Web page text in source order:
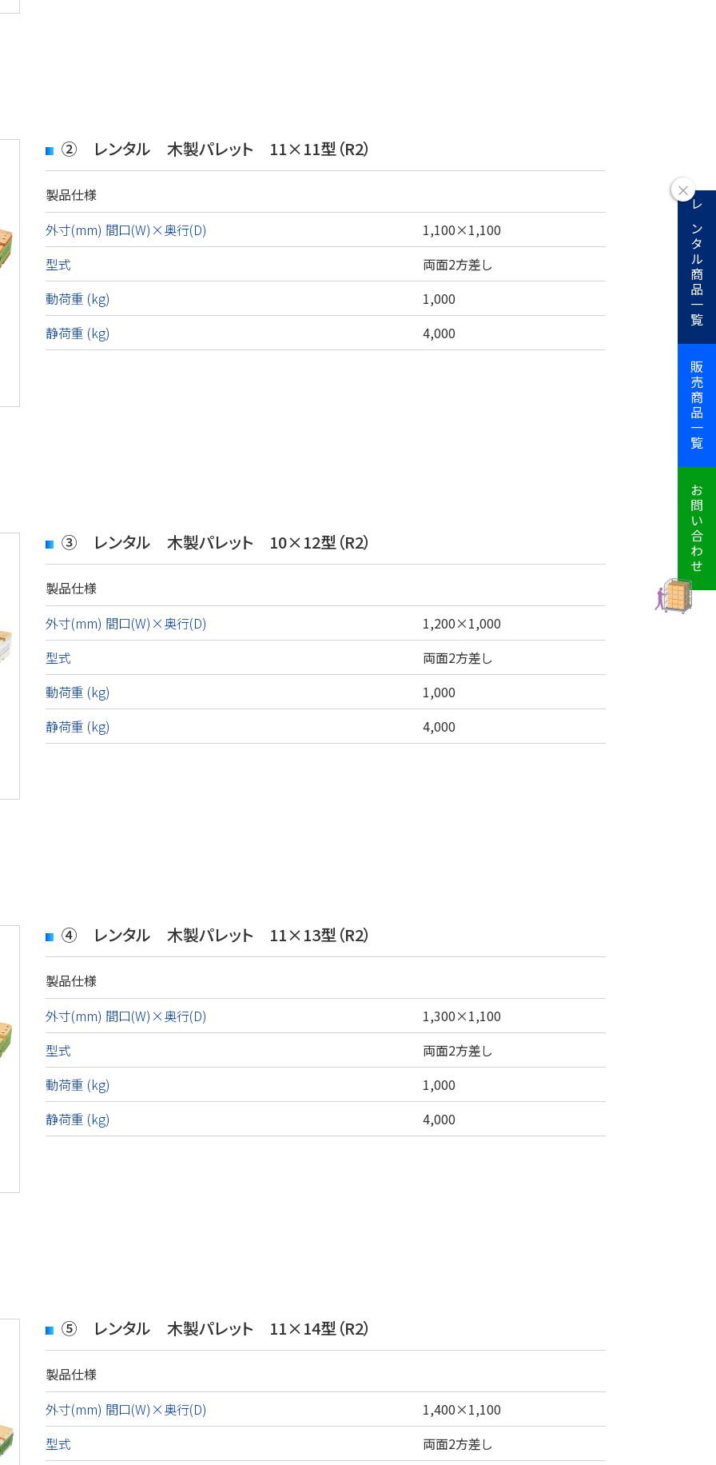
レンタル商品一覧
販売商品一覧
お問い合わせ
×
② レンタル 木製パレット 11×11型（R2）
製品仕様
外寸(mm) 間口(W)×奥行(D)
1,100×1,100
型式
両面2方差し
動荷重 (kg)
1,000
静荷重 (kg)
4,000
③ レンタル 木製パレット 10×12型（R2）
製品仕様
外寸(mm) 間口(W)×奥行(D)
1,200×1,000
型式
両面2方差し
動荷重 (kg)
1,000
静荷重 (kg)
4,000
④ レンタル 木製パレット 11×13型（R2）
製品仕様
外寸(mm) 間口(W)×奥行(D)
1,300×1,100
型式
両面2方差し
動荷重 (kg)
1,000
静荷重 (kg)
4,000
⑤ レンタル 木製パレット 11×14型（R2）
製品仕様
外寸(mm) 間口(W)×奥行(D)
1,400×1,100
型式
両面2方差し